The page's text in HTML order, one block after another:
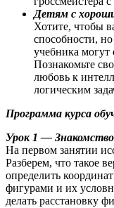
Детям с
Хотите, чтобы
способности,
учебника могут
Познакомьте
любовь к
логическим
Программа курса
Урок 1 —
На первом занятии
Разберем, что такое
определить
фигурами и их
делать расстановку